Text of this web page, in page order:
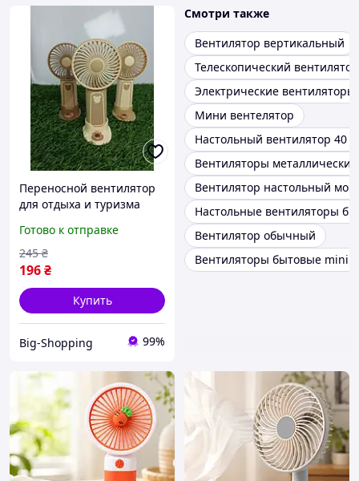
Переносной вентилятор
для отдыха и туризма
с подставкой Ручной
вентилятор на
аккумуляторе Вентилятор
ручной
Готово к отправке
196₴
245 ₴
Купить
Big-Shopping 99%
Смотри также
Вентилятор вертикальный
Телескопический вентилятор
Электрические вентиляторы
Мини вентелятор
Настольный вентилятор 40
Вентиляторы металлические
Вентилятор настольный
Настольные вентиляторы
Вентилятор обычный
Вентиляторы бытовые mini